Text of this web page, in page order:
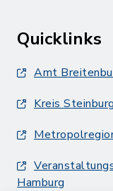
Quicklinks
Amt
Kreis Steinburg
Hamburg